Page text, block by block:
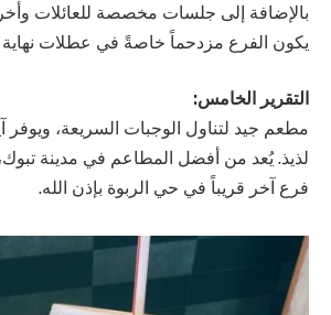
بالإضافة إلى جلسات مخصصة للعائلات
يكون الفرع مزدحماً خاصةً في عطلات نهاية
التقرير الخامس:
مطعم جيد لتناول الوجبات السريعة،
لذيذ. يُعد من أفضل المطاعم في مدينة تبوك،
فرع آخر قريباً في حي الربوة بإذن الله.